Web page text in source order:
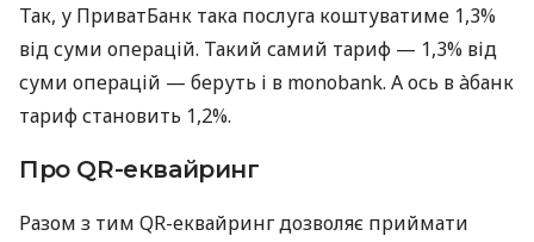
Так, у ПриватБанк така послуга коштуватиме 1,3%
від суми операцій. Такий самий тариф — 1,3% від
суми операцій — беруть і в monobank. А ось в àбанк
тариф становить 1,2%.
Про QR-еквайринг
Разом з тим QR-еквайринг дозволяє приймати